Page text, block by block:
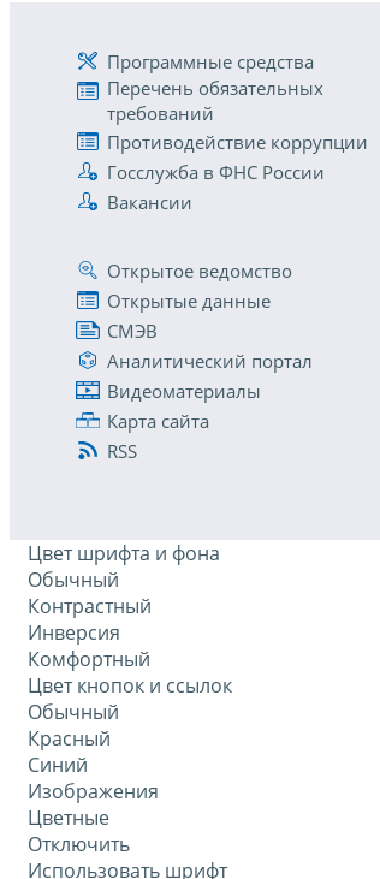
Программные средства
Перечень обязательных
требований
Противодействие коррупции
Госслужба в ФНС России
Вакансии
Открытое ведомство
Открытые данные
СМЭВ
Аналитический портал
Видеоматериалы
Карта сайта
RSS
Цвет шрифта и фона
Обычный
Контрастный
Инверсия
Комфортный
Цвет кнопок и ссылок
Обычный
Красный
Синий
Изображения
Цветные
Отключить
Использовать шрифт